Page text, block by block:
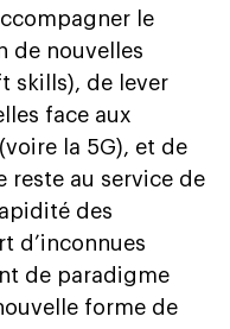
le
de nouvelles
skills), de lever
face aux
la 5G), et de
reste au service de
des
d’inconnues
de paradigme
forme de